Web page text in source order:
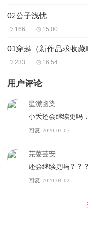
02公子浅忧
166 15:00
01穿越（新作品求收藏
233 16:54
用户评论
星潆幽染
小夭还会继续更吗
回复 2020-03-07
芫荽芸安
还会继续更吗？？
回复 2020-04-02